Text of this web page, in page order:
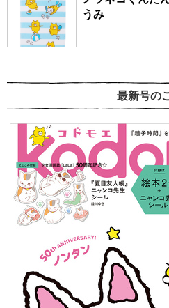
うみ
最新号の